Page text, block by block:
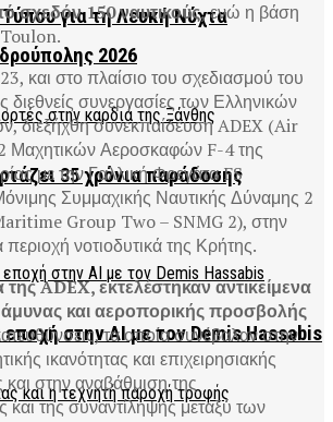
για τη Λευκή Νύχτα
2026
35 χρόνια παράδοσης
στην AI με τον Demis Hassabis
σχεδόν 150 ναυτικούς,ενώ η βάση
Toulon.
και στο πλαίσιο του σχεδιασμού του
συνεργασίες των Ελληνικών
διεξήχθη συνεκπαίδευση ADEX (Air
Μαχητικών Αεροσκαφών F-4 της
με την Γαλλική Φρεγάτα FS
Συμμαχικής Ναυτικής Δύναμης 2
Group Two – SNMG 2), στην
νοτιοδυτικά της Κρήτης.
της ADEX, εκτελέστηκαν αντικείμενα
και αεροπορικής προσβολής
τα οποία συνέβαλαν στην
ικανότητας και επιχειρησιακής
στην αναβάθμιση της
και της συναντίληψης μεταξύ των